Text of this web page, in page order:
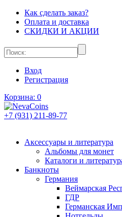
Как сделать заказ?
Оплата и доставка
СКИДКИ И АКЦИИ
Вход
Регистрация
Корзина: 0
+7 (931) 211-89-77
Аксессуары и литература
Альбомы для монет
Каталоги и
Банкноты
Германия
Веймарская
ГДР
Германская